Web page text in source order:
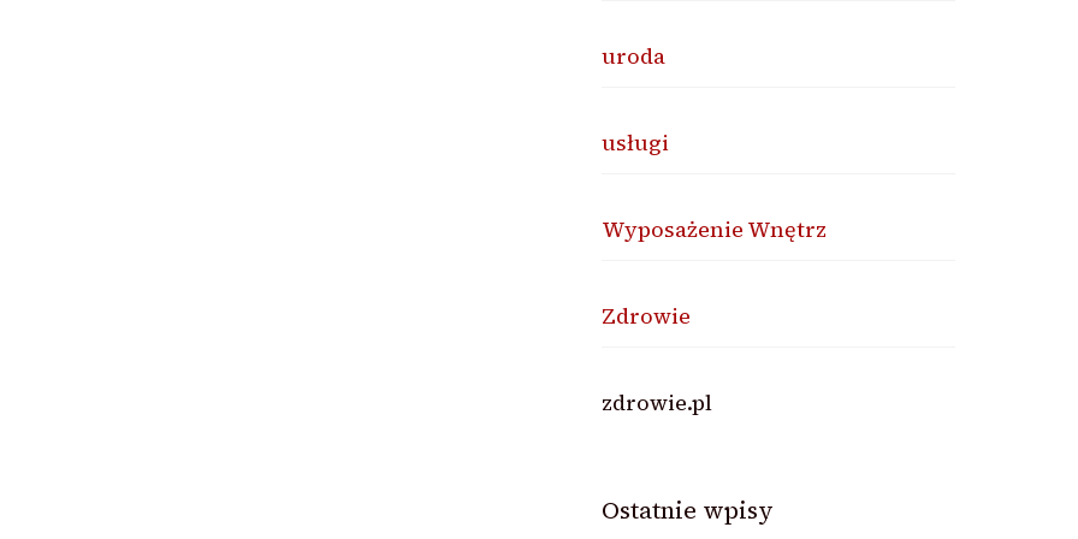
uroda
usługi
Wyposażenie Wnętrz
Zdrowie
zdrowie.pl
Ostatnie wpisy